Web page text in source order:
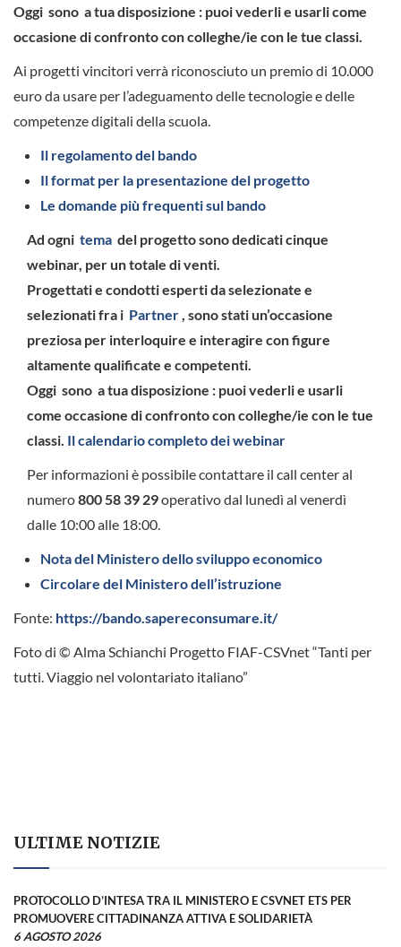
Oggi sono a tua disposizione : puoi vederli e usarli come
occasione di confronto con colleghe/ie con le tue classi.
Ai progetti vincitori verrà riconosciuto un premio di 10.000
euro da usare per l’adeguamento delle tecnologie e delle
competenze digitali della scuola.
Il regolamento del bando
Il format per la presentazione del progetto
Le domande più frequenti sul bando
Ad ogni tema del progetto sono dedicati cinque
webinar, per un totale di venti.
Progettati e condotti esperti da selezionate e
selezionati fra i Partner, sono stati un’occasione
preziosa per interloquire e interagire con figure
altamente qualificate e competenti.
Oggi sono a tua disposizione : puoi vederli e usarli
come occasione di confronto con colleghe/ie con le tue
classi. Il calendario completo dei webinar
Per informazioni è possibile contattare il call center al
numero800 58 39 29operativo dal lunedì al venerdì
dalle 10:00 alle 18:00.
Nota del Ministero dello sviluppo economico
Circolare del Ministero dell’istruzione
Fonte: https://bando.sapereconsumare.it/
Foto di © Alma Schianchi Progetto FIAF-CSVnet “Tanti per
tutti.Viaggio nel volontariato italiano”
ULTIME NOTIZIE
PROTOCOLLO D’INTESA TRA IL MINISTERO E CSVNET ETS PER
PROMUOVERE CITTADINANZA ATTIVA E SOLIDARIETÀ
6 AGOSTO 2026